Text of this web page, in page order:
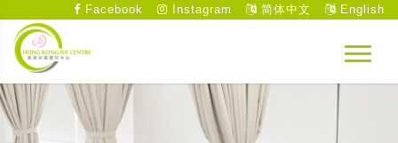
Facebook Instagram 简体中文 English